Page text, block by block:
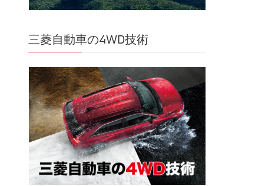
三菱自動車の4WD技術